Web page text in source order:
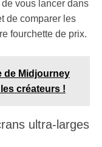
vous lancer dans
de comparer les
fourchette de prix.
de Midjourney
créateurs !
ultra-larges